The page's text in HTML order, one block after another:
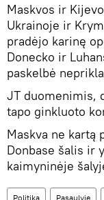
Maskvos ir
Ukrainoje ir
pradėjo karinę
Donecko ir
paskelbė
JT duomenimis,
tapo ginkluoto
Maskva ne kartą
Donbase šalis ir
kaimyninėje
Politika Pasaulyje